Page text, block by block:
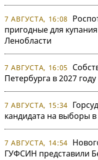
7 АВГУСТА, 16:08
пригодные для
Ленобласти
7 АВГУСТА, 16:05
Петербурга в 2027
7 АВГУСТА, 15:34
кандидата на выборы
7 АВГУСТА, 14:54
ГУФСИН представили